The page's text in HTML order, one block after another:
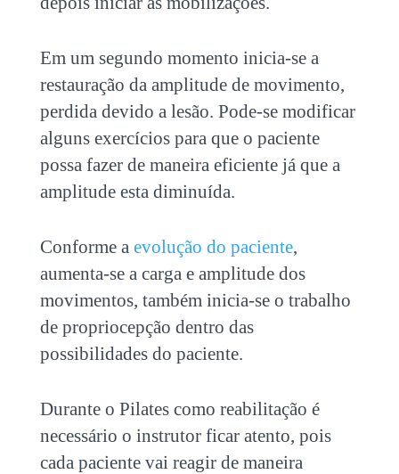
Em um segundo momento inicia-se a
restauração da amplitude de movimento,
perdida devido a lesão. Pode-se modificar
alguns exercícios para que o paciente
possa fazer de maneira eficiente já que a
amplitude esta diminuída.
Conforme a evolução do paciente,
aumenta-se a carga e amplitude dos
movimentos, também inicia-se o trabalho
de propriocepção dentro das
possibilidades do paciente.
Durante o Pilates como reabilitação é
necessário o instrutor ficar atento, pois
cada paciente vai reagir de maneira